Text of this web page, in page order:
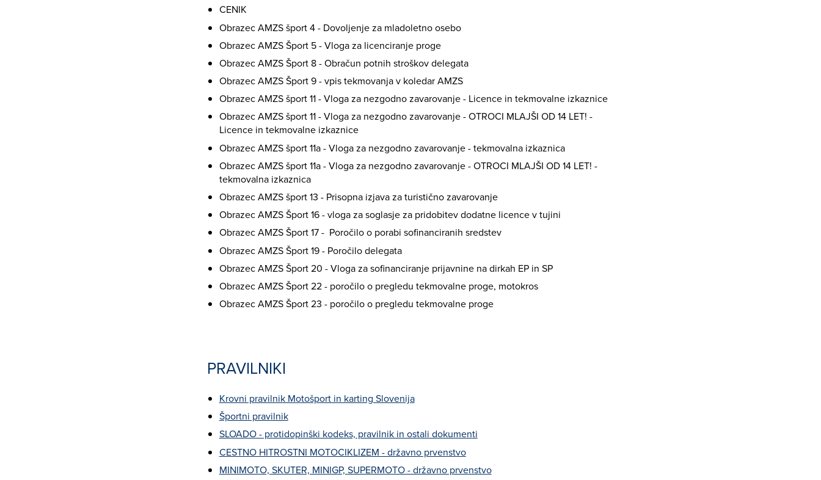
CENIK
Obrazec AMZS šport 4 - Dovoljenje za mladoletno osebo
Obrazec AMZS Šport 5 - Vloga za licenciranje proge
Obrazec AMZS Šport 8 - Obračun potnih stroškov delegata
Obrazec AMZS Šport 9 - vpis tekmovanja v koledar AMZS
Obrazec AMZS šport 11 - Vloga za nezgodno zavarovanje - Licence in tekmovalne izkaznice
Obrazec AMZS šport 11 - Vloga za nezgodno zavarovanje - OTROCI MLAJŠI OD 14 LET! -
Licence in tekmovalne izkaznice
Obrazec AMZS šport 11a - Vloga za nezgodno zavarovanje - tekmovalna izkaznica
Obrazec AMZS šport 11a - Vloga za nezgodno zavarovanje - OTROCI MLAJŠI OD 14 LET! -
tekmovalna izkaznica
Obrazec AMZS šport 13 - Prisopna izjava za turistično zavarovanje
Obrazec AMZS Šport 16 - vloga za soglasje za pridobitev dodatne licence v tujini
Obrazec AMZS Šport 17 - Poročilo o porabi sofinanciranih sredstev
Obrazec AMZS Šport 19 - Poročilo delegata
Obrazec AMZS Šport 20 - Vloga za sofinanciranje prijavnine na dirkah EP in SP
Obrazec AMZS Šport 22 - poročilo o pregledu tekmovalne proge, motokros
Obrazec AMZS Šport 23 - poročilo o pregledu tekmovalne proge
PRAVILNIKI
Krovni pravilnik Motošport in karting Slovenija
Športni pravilnik
SLOADO - protidopinški kodeks, pravilnik in ostali dokumenti
CESTNO HITROSTNI MOTOCIKLIZEM - državno prvenstvo
MINIMOTO, SKUTER, MINIGP, SUPERMOTO - državno prvenstvo